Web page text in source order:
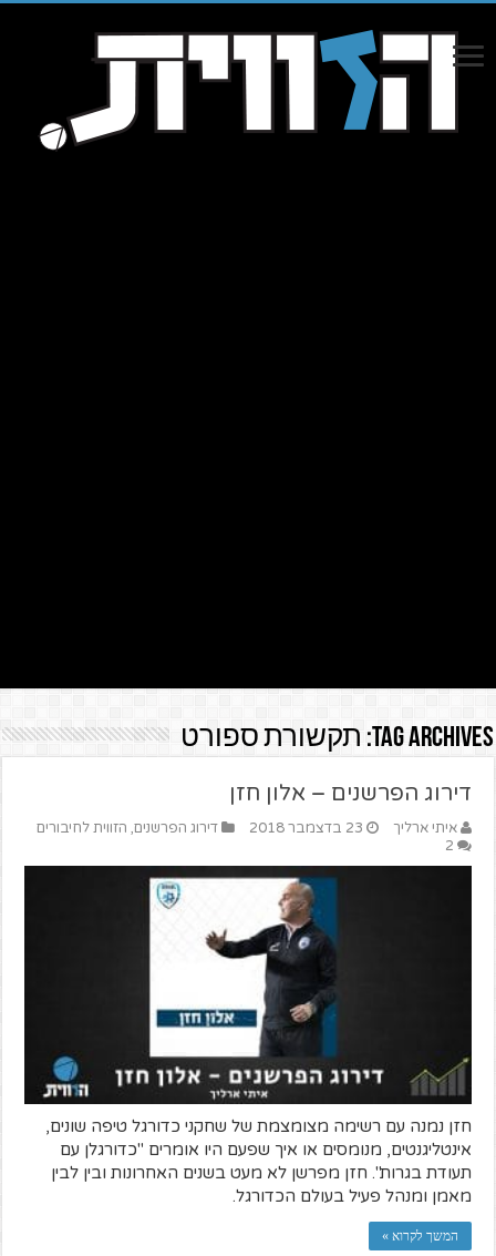
Tag Archives: תקשורת ספורט
דירוג הפרשנים – אלון חזן
איתי ארליך 23 בדצמבר 2018 דירוג הפרשנים, הזווית לחיבורים
2
חזן נמנה עם רשימה מצומצמת של שחקני כדורגל טיפה שונים,
אינטליגנטים, מנומסים או איך שפעם היו אומרים "כדורגלן עם
תעודת בגרות". חזן מפרשן לא מעט בשנים האחרונות ובין לבין
מאמן ומנהל פעיל בעולם הכדורגל.
המשך לקרוא »